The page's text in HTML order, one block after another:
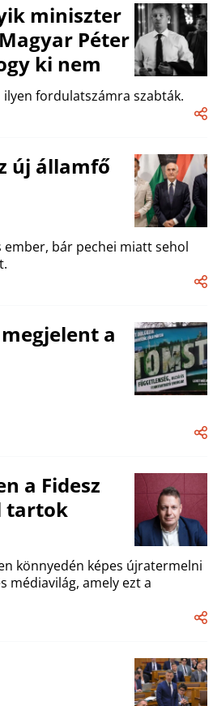
miniszter
Péter
ki nem
fordulatszámra szabták.
új államfő
bár pechei miatt sehol
a
a Fidesz
tartok
könnyedén képes újratermelni
médiavilág, amely ezt a